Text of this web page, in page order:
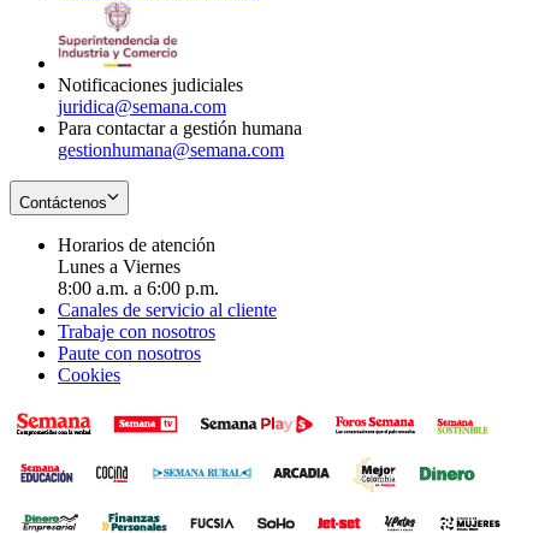
Notificaciones judiciales
juridica@semana.com
Para contactar a gestión humana
gestionhumana@semana.com
Contáctenos
Horarios de atención
Lunes a Viernes
8:00 a.m. a 6:00 p.m.
Canales de servicio al cliente
Trabaje con nosotros
Paute con nosotros
Cookies